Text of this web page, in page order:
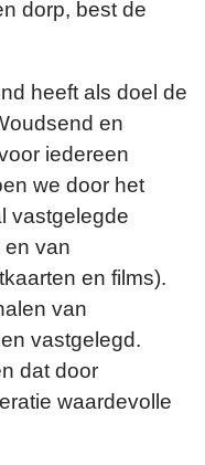
dorp, best de
heeft als doel de
en
iedereen
we door het
vastgelegde
en van
en films).
van
vastgelegd.
dat door
waardevolle